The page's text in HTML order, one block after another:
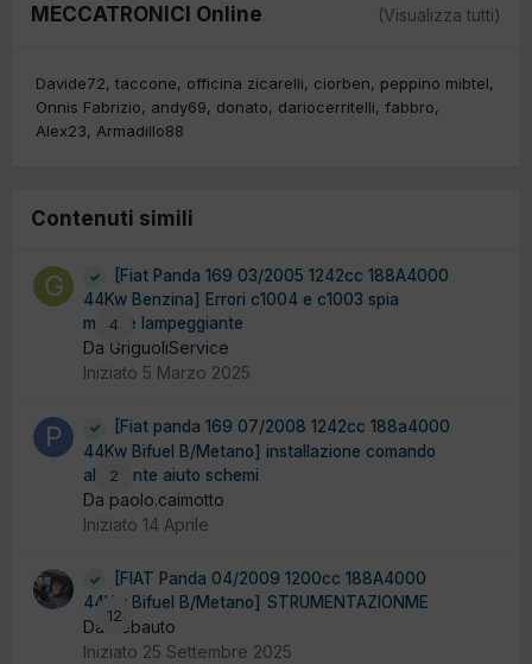
MECCATRONICI Online (Visualizza tutti)
Davide72 taccone officina zicarelli ciorben
peppino mibtel
Onnis Fabrizio
andy69 donato dariocerritelli fabbro
Alex23
Armadillo88
Contenuti simili
4
[Fiat Panda 169 03/2005 1242cc 188A4000
44Kw Benzina] Errori c1004 e c1003 spia
motore lampeggiante
Da GriguoliService
Iniziato 5 Marzo 2025
2
[Fiat panda 169 07/2008 1242cc 188a4000
44Kw Bifuel B/Metano] installazione comando
al volante aiuto schemi
Da paolo.caimotto
Iniziato 14 Aprile
12
[FIAT Panda 04/2009 1200cc 188A4000
44Kw Bifuel B/Metano] STRUMENTAZIONME
Da debauto
Iniziato 25 Settembre 2025